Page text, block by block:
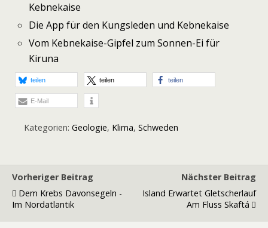
Kebnekaise
Die App für den Kungsleden und Kebnekaise
Vom Kebnekaise-Gipfel zum Sonnen-Ei für
Kiruna
teilen teilen teilen
E-Mail
Kategorien: Geologie, Klima, Schweden
Vorheriger Beitrag
Dem Krebs Davonsegeln -
Im Nordatlantik
Nächster Beitrag
Island Erwartet Gletscherlauf
Am Fluss Skaftá